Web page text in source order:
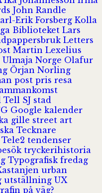
John Randle
Erik Forsberg Kolla
Biblioteket Lars
Letters
Martin Lexelius
Norge Olafur
Örjan Norling
post pris resa
Tell SJ stad
Google kalender
gille street art
Tecknare
Tele2 tendenser
tryckerihistoria
Typografisk fredag
urban
utställning UX
på väg?